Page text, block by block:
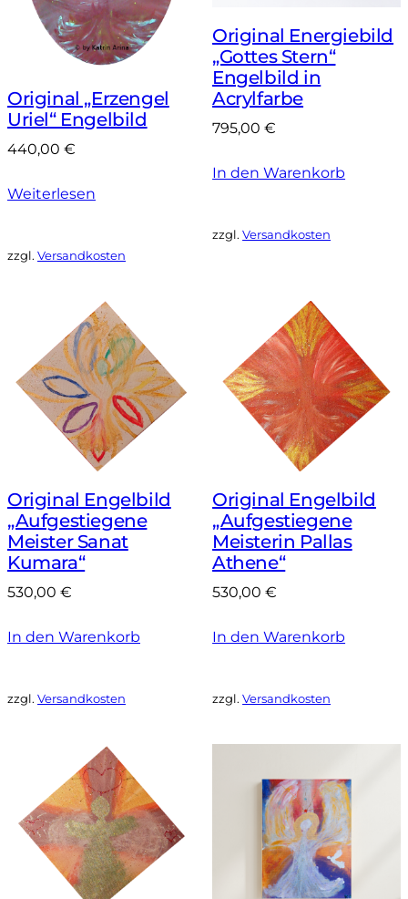
Original „Erzengel
Uriel“ Engelbild
440,00 €
Weiterlesen
zzgl. Versandkosten
Original Energiebild
„Gottes Stern“
Engelbild in
Acrylfarbe
795,00€
In den Warenkorb
zzgl.Versandkosten
Original Engelbild
„Aufgestiegene
Meister Sanat
Kumara“
530,00 €
In den Warenkorb
zzgl. Versandkosten
Original Engelbild
„Aufgestiegene
Meisterin Pallas
Athene“
530,00€
In den Warenkorb
zzgl.Versandkosten